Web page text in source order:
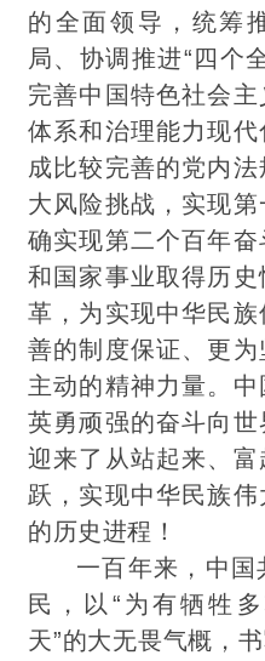
的全面领导，统筹
局、协调推进“四个
完善中国特色社会
体系和治理能力现
成比较完善的党内
大风险挑战，实现
确实现第二个百年
和国家事业取得历
革，为实现中华民
善的制度保证、更
主动的精神力量。
英勇顽强的奋斗向
迎来了从站起来、
跃，实现中华民族
的历史进程！
一百年来，中国
民，以“为有牺牲
天”的大无畏气概，